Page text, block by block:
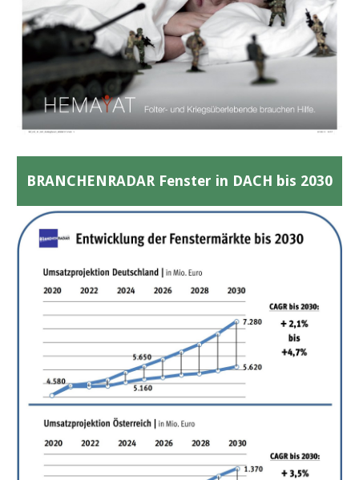
BRANCHENRADAR Fenster in DACH bis 2030